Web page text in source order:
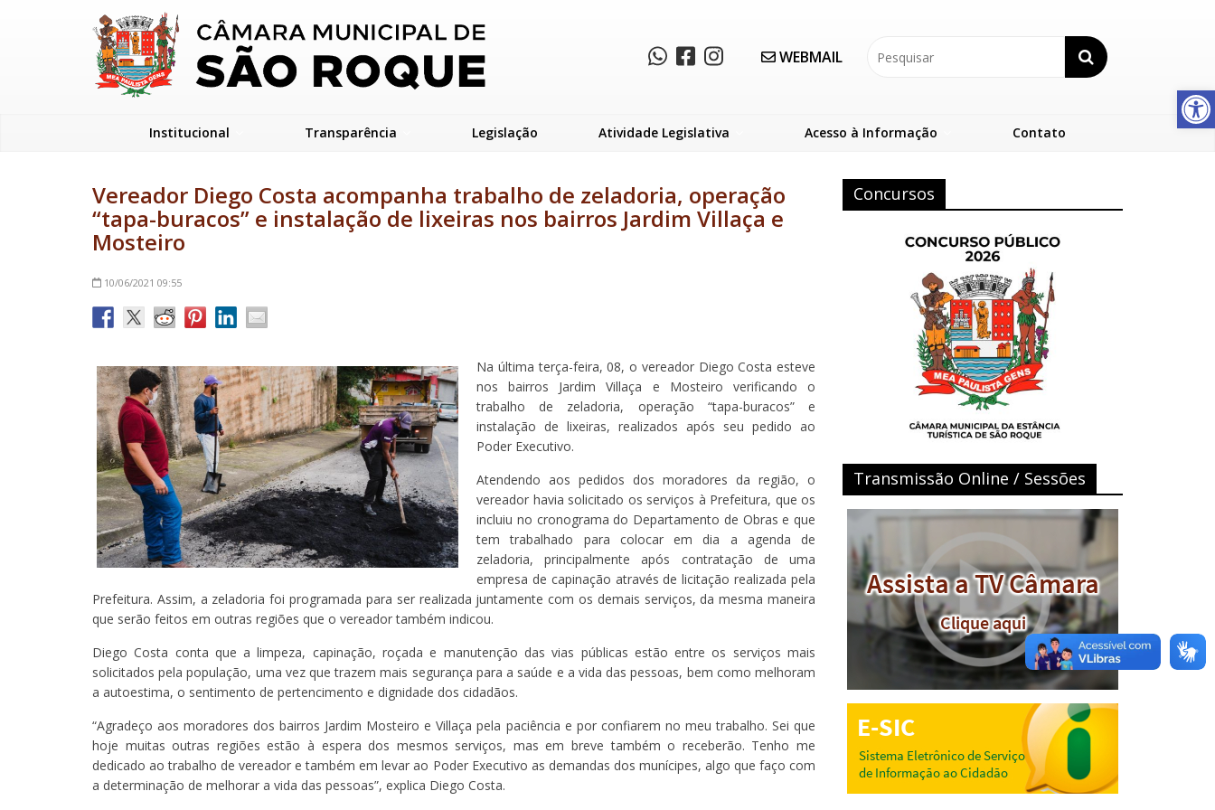
Abrir a barra de ferramentas
WEBMAIL
Institucional Transparência Legislação Atividade Legislativa Acesso à Informação Contato
Vereador Diego Costa acompanha trabalho de zeladoria, operação
“tapa-buracos” e instalação de lixeiras nos bairros Jardim Villaça e
Mosteiro
10/06/2021 09:55
Na última terça-feira, 08, o vereador Diego Costa esteve
nos bairros Jardim Villaça e Mosteiro verificando o
trabalho de zeladoria, operação “tapa-buracos” e
instalação de lixeiras, realizados após seu pedido ao
Poder Executivo.
Atendendo aos pedidos dos moradores da região, o
vereador havia solicitado os serviços à Prefeitura, que os
incluiu no cronograma do Departamento de Obras e que
tem trabalhado para colocar em dia a agenda de
zeladoria, principalmente após contratação de uma
empresa de capinação através de licitação realizada pela
Prefeitura. Assim, a zeladoria foi programada para ser realizada juntamente com os demais serviços, da mesma maneira
que serão feitos em outras regiões que o vereador também indicou.
Diego Costa conta que a limpeza, capinação, roçada e manutenção das vias públicas estão entre os serviços mais
solicitados pela população, uma vez que trazem mais segurança para a saúde e a vida das pessoas, bem como melhoram
a autoestima, o sentimento de pertencimento e dignidade dos cidadãos.
“Agradeço aos moradores dos bairros Jardim Mosteiro e Villaça pela paciência e por confiarem no meu trabalho. Sei que
hoje muitas outras regiões estão à espera dos mesmos serviços, mas em breve também o receberão. Tenho me
dedicado ao trabalho de vereador e também em levar ao Poder Executivo as demandas dos munícipes, algo que faço com
a determinação de melhorar a vida das pessoas”, explica Diego Costa.
Concursos
Transmissão Online / Sessões